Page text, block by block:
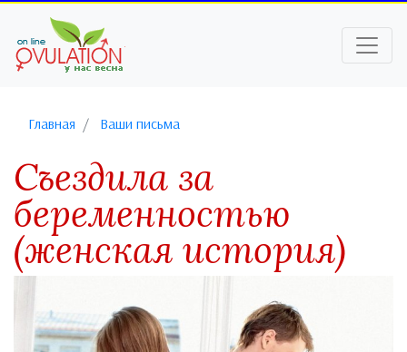
Главная Ваши письма
Съездила за
беременностью
(женская история)